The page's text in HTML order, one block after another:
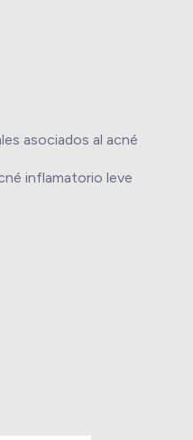
asociados al acné
inflamatorio leve